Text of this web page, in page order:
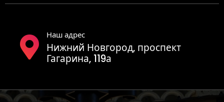
Наш адрес
Нижний Новгород, проспект
Гагарина, 119а